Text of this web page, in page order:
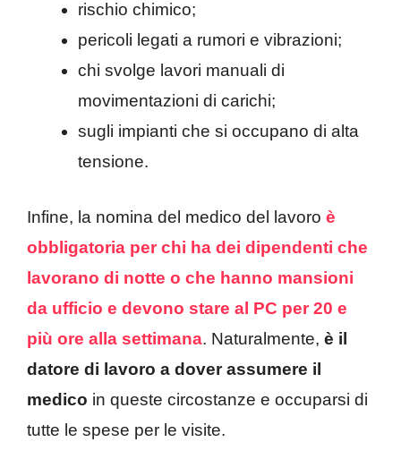
rischio chimico;
pericoli legati a rumori e vibrazioni;
chi svolge lavori manuali di
movimentazioni di carichi;
sugli impianti che si occupano di alta
tensione.
Infine, la nomina del medico del lavoro è
obbligatoria per chi ha dei dipendenti che
lavorano di notte o che hanno mansioni
da ufficio e devono stare al PC per 20 e
più ore alla settimana. Naturalmente, è il
datore di lavoro a dover assumere il
medico in queste circostanze e occuparsi di
tutte le spese per le visite.